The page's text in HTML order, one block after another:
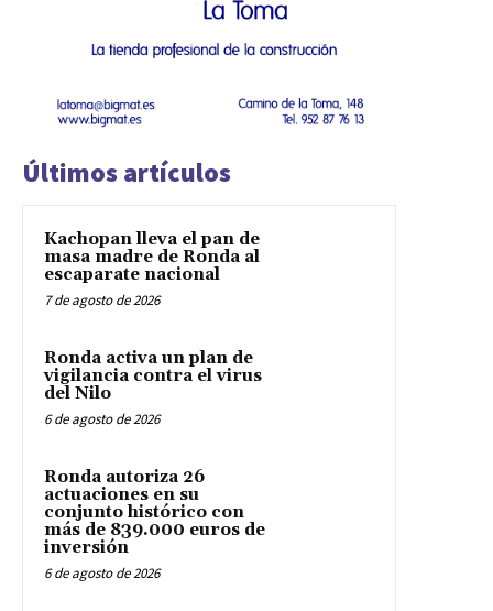
Últimos artículos
Kachopan lleva el pan de
masa madre de Ronda al
escaparate nacional
7 de agosto de 2026
Ronda activa un plan de
vigilancia contra el virus
del Nilo
6 de agosto de 2026
Ronda autoriza 26
actuaciones en su
conjunto histórico con
más de 839.000 euros de
inversión
6 de agosto de 2026